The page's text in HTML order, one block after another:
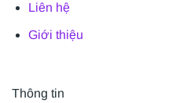
Liên hệ
Giới thiệu
Thông tin